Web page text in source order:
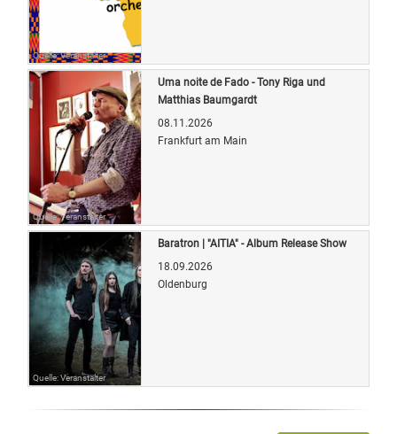
Quelle: Veranstalter
Quelle: Veranstalter
Uma noite de Fado - Tony Riga und
Matthias Baumgardt
08.11.2026
Frankfurt am Main
Quelle: Veranstalter
Baratron | "AITIA" - Album Release Show
18.09.2026
Oldenburg